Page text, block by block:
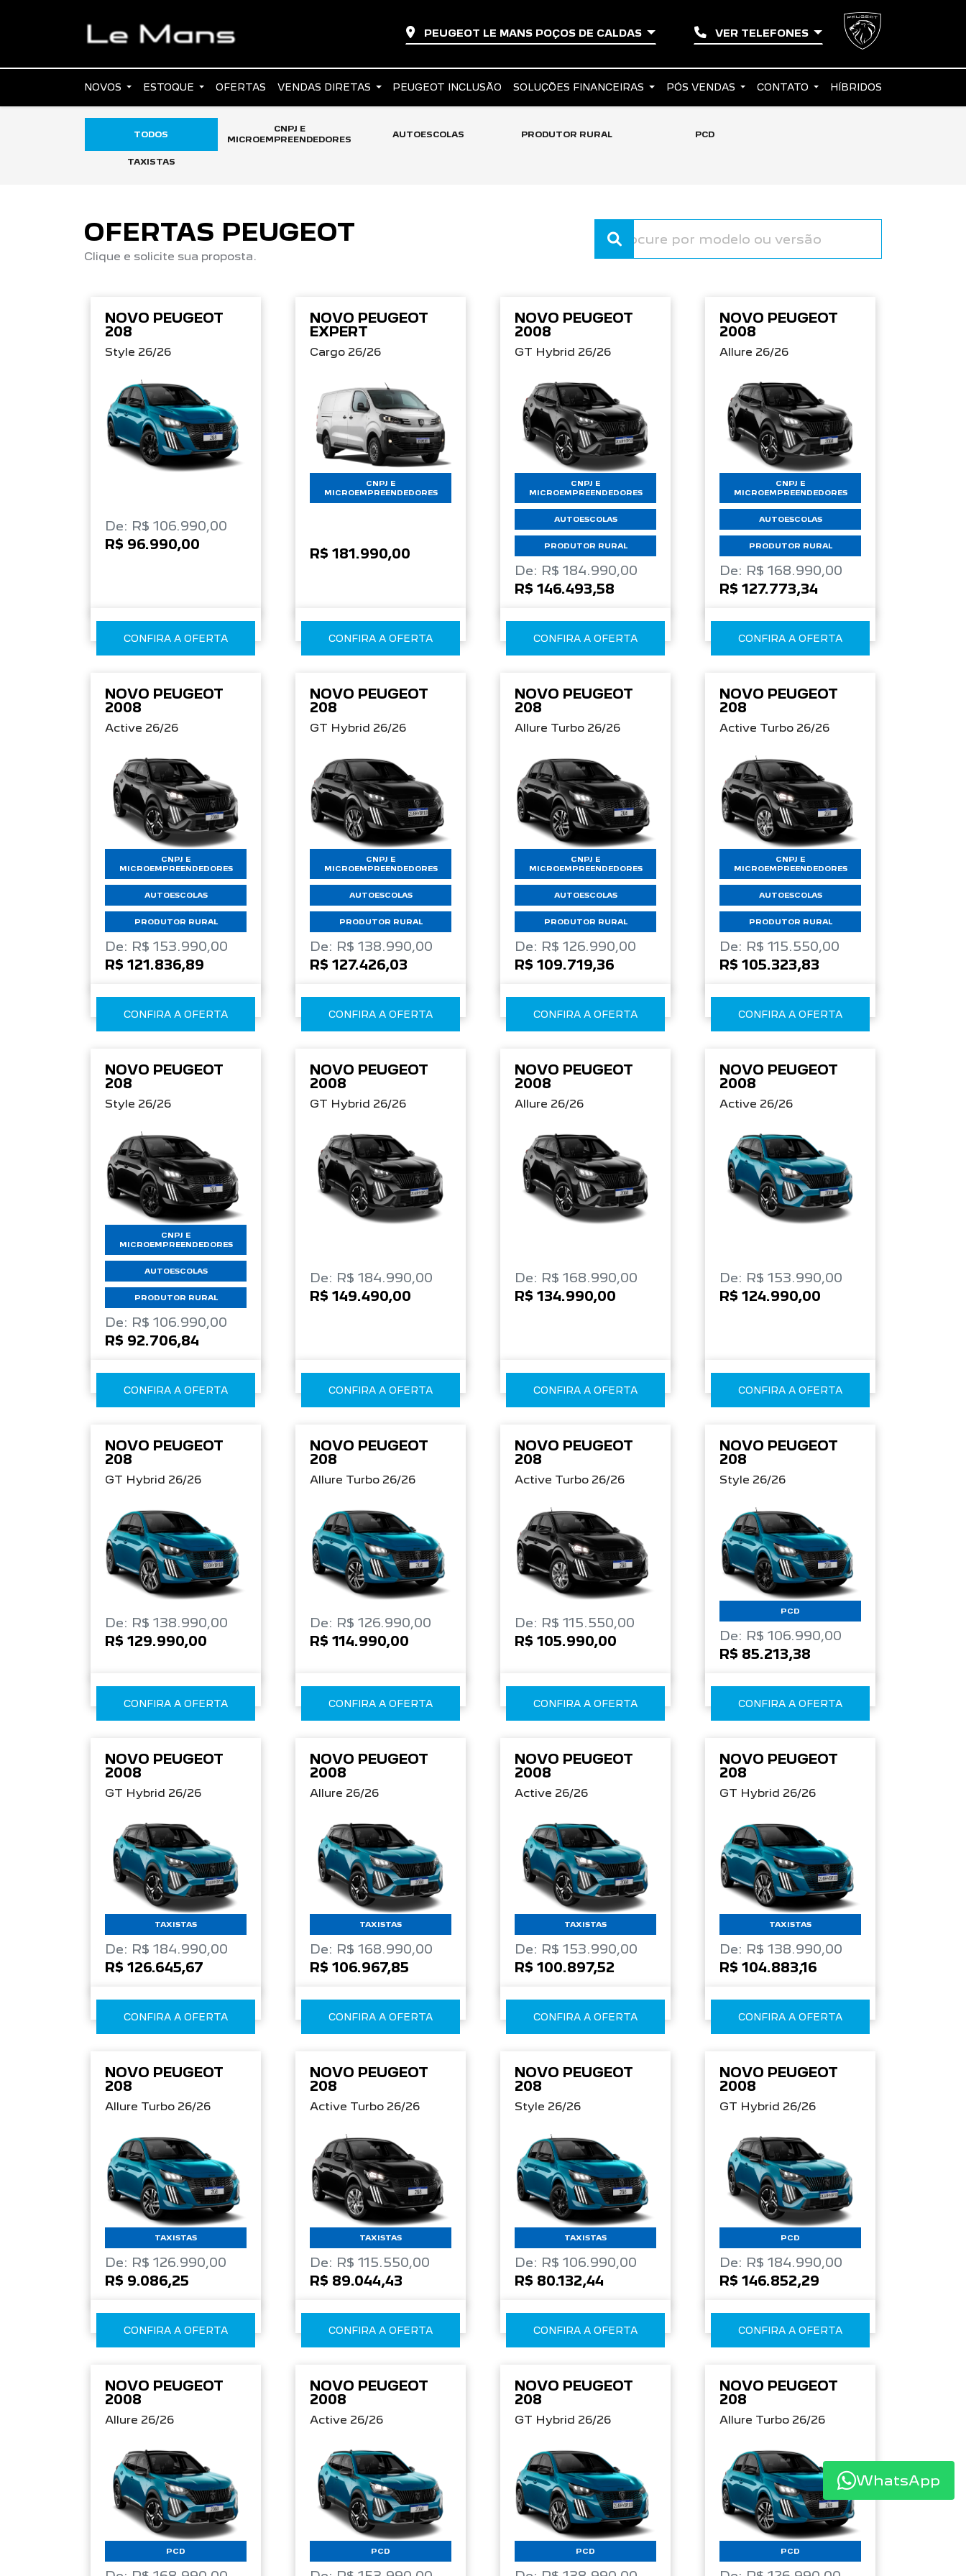
PEUGEOT LE MANS POÇOS DE CALDAS VER TELEFONES
NOVOS ESTOQUE OFERTAS VENDAS DIRETAS PEUGEOT INCLUSÃO SOLUÇÕES FINANCEIRAS PÓS VENDAS CONTATO HÍBRIDOS
TODOS
CNPJ E
MICROEMPREENDEDORES
AUTOESCOLAS PRODUTOR RURAL PCD
TAXISTAS
OFERTAS PEUGEOT
Clique e solicite sua proposta.
NOVO PEUGEOT
208
Style 26/26
De: R$ 106.990,00
R$ 96.990,00
CONFIRA A OFERTA
NOVO PEUGEOT
EXPERT
Cargo 26/26
CNPJ E
MICROEMPREENDEDORES
R$ 181.990,00
CONFIRA A OFERTA
NOVO PEUGEOT
2008
GT Hybrid 26/26
CNPJ E
MICROEMPREENDEDORES
AUTOESCOLAS
PRODUTOR RURAL
De: R$ 184.990,00
R$ 146.493,58
CONFIRA A OFERTA
NOVO PEUGEOT
2008
Allure 26/26
CNPJ E
MICROEMPREENDEDORES
AUTOESCOLAS
PRODUTOR RURAL
De: R$ 168.990,00
R$ 127.773,34
CONFIRA A OFERTA
NOVO PEUGEOT
2008
Active 26/26
CNPJ E
MICROEMPREENDEDORES
AUTOESCOLAS
PRODUTOR RURAL
De: R$ 153.990,00
R$ 121.836,89
CONFIRA A OFERTA
NOVO PEUGEOT
208
GT Hybrid 26/26
CNPJ E
MICROEMPREENDEDORES
AUTOESCOLAS
PRODUTOR RURAL
De: R$ 138.990,00
R$ 127.426,03
CONFIRA A OFERTA
NOVO PEUGEOT
208
Allure Turbo 26/26
CNPJ E
MICROEMPREENDEDORES
AUTOESCOLAS
PRODUTOR RURAL
De: R$ 126.990,00
R$ 109.719,36
CONFIRA A OFERTA
NOVO PEUGEOT
208
Active Turbo 26/26
CNPJ E
MICROEMPREENDEDORES
AUTOESCOLAS
PRODUTOR RURAL
De: R$ 115.550,00
R$ 105.323,83
CONFIRA A OFERTA
NOVO PEUGEOT
208
Style 26/26
CNPJ E
MICROEMPREENDEDORES
AUTOESCOLAS
PRODUTOR RURAL
De: R$ 106.990,00
R$ 92.706,84
CONFIRA A OFERTA
NOVO PEUGEOT
2008
GT Hybrid 26/26
De: R$ 184.990,00
R$ 149.490,00
CONFIRA A OFERTA
NOVO PEUGEOT
2008
Allure 26/26
De: R$ 168.990,00
R$ 134.990,00
CONFIRA A OFERTA
NOVO PEUGEOT
2008
Active 26/26
De: R$ 153.990,00
R$ 124.990,00
CONFIRA A OFERTA
NOVO PEUGEOT
208
GT Hybrid 26/26
De: R$ 138.990,00
R$ 129.990,00
CONFIRA A OFERTA
NOVO PEUGEOT
208
Allure Turbo 26/26
De: R$ 126.990,00
R$ 114.990,00
CONFIRA A OFERTA
NOVO PEUGEOT
208
Active Turbo 26/26
De: R$ 115.550,00
R$ 105.990,00
CONFIRA A OFERTA
NOVO PEUGEOT
208
Style 26/26
PCD
De: R$ 106.990,00
R$ 85.213,38
CONFIRA A OFERTA
NOVO PEUGEOT
2008
GT Hybrid 26/26
TAXISTAS
De: R$ 184.990,00
R$ 126.645,67
CONFIRA A OFERTA
NOVO PEUGEOT
2008
Allure 26/26
TAXISTAS
De: R$ 168.990,00
R$ 106.967,85
CONFIRA A OFERTA
NOVO PEUGEOT
2008
Active 26/26
TAXISTAS
De: R$ 153.990,00
R$ 100.897,52
CONFIRA A OFERTA
NOVO PEUGEOT
208
GT Hybrid 26/26
TAXISTAS
De: R$ 138.990,00
R$ 104.883,16
CONFIRA A OFERTA
NOVO PEUGEOT
208
Allure Turbo 26/26
TAXISTAS
De: R$ 126.990,00
R$ 9.086,25
CONFIRA A OFERTA
NOVO PEUGEOT
208
Active Turbo 26/26
TAXISTAS
De: R$ 115.550,00
R$ 89.044,43
CONFIRA A OFERTA
NOVO PEUGEOT
208
Style 26/26
TAXISTAS
De: R$ 106.990,00
R$ 80.132,44
CONFIRA A OFERTA
NOVO PEUGEOT
2008
GT Hybrid 26/26
PCD
De: R$ 184.990,00
R$ 146.852,29
CONFIRA A OFERTA
NOVO PEUGEOT
2008
Allure 26/26
PCD
NOVO PEUGEOT
2008
Active 26/26
PCD
NOVO PEUGEOT
208
GT Hybrid 26/26
PCD
NOVO PEUGEOT
208
Allure Turbo 26/26
PCD
WhatsApp